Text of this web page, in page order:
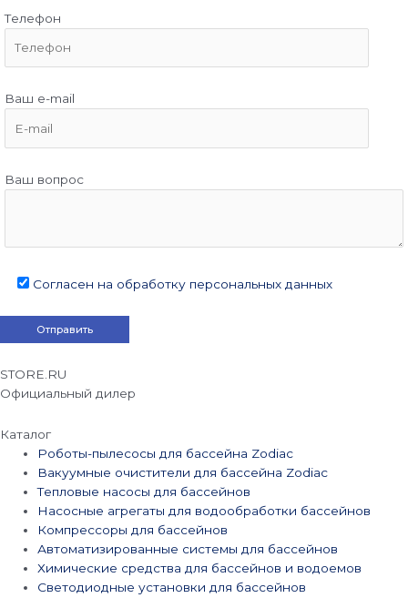
Телефон
Ваш e-mail
Ваш вопрос
Согласен на обработку персональных данных
STORE.RU
Официальный дилер
Каталог
Роботы-пылесосы для бассейна Zodiac
Вакуумные очистители для бассейна Zodiac
Тепловые насосы для бассейнов
Насосные агрегаты для водообработки бассейнов
Компрессоры для бассейнов
Автоматизированные системы для бассейнов
Химические средства для бассейнов и водоемов
Светодиодные установки для бассейнов